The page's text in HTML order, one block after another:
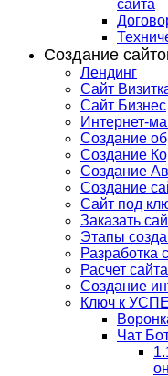
сайта
Создание
Лендинг
Сайт
Сайт Бизнес
Интернет-
Создание
Создание
Создание
Создание
Сайт под
Заказать
Этапы
Разработка
Расчет сайта
Создание
Ключ к
Чат